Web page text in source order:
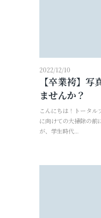
2022/12/10
【卒業袴】
ませんか？
こんにちは！トータル
に向けての大掃除の前
が、学生時代...